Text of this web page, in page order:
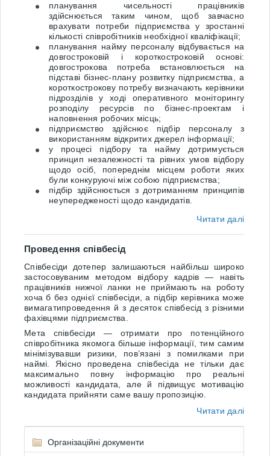
планування чисельності працівників
здійснюється таким чином, щоб завчасно
врахувати потреби підприємства у зростанні
кількості співробітників необхідної кваліфікації;
планування найму персоналу відбувається на
довгостроковій і короткостроковій основі:
довгострокова потреба встановлюється на
підставі бізнес-плану розвитку підприємства, а
короткострокову потребу визначають керівники
підрозділів у ході оперативного моніторингу
розподілу ресурсів по бізнес-проектам і
наповнення робочих місць;
підприємство здійснює підбір персоналу з
використанням відкритих джерел інформації;
у процесі підбору та найму дотримується
принцип незалежності та рівних умов відбору
щодо осіб, попереднім місцем роботи яких
були конкуруючі між собою підприємства;
підбір здійснюється з дотриманням принципів
неупередженості щодо кандидатів.
Читати далі
Проведення співбесід
Співбесіди дотепер залишаються найбільш широко
застосовуваним методом відбору кадрів — навіть
працівників нижчої ланки не приймають на роботу
хоча б без однієї співбесіди, а підбір керівника може
вимагатипроведення й з десяток співбесід з різними
фахівцями підприємства.
Мета співбесіди — отримати про потенційного
співробітника якомога більше інформації, тим самим
мінімізувавши ризики, пов’язані з помилками при
наймі. Якісно проведена співбесіда не тільки дає
максимально повну інформацію про реальні
можливості кандидата, але й підвищує мотивацію
кандидата прийняти саме вашу пропозицію.
Читати далі
Організаційні документи